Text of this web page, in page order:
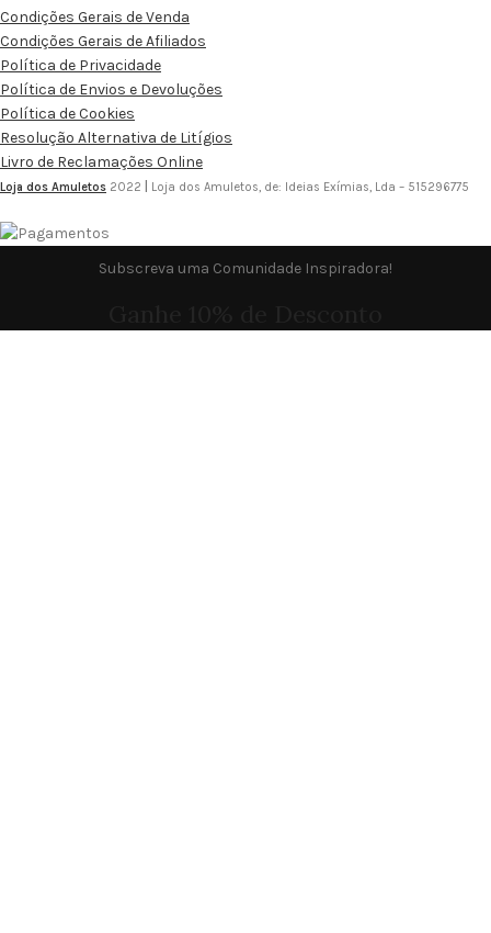
Condições Gerais de Venda
Condições Gerais de Afiliados
Política de Privacidade
Política de Envios e Devoluções
Política de Cookies
Resolução Alternativa de Litígios
Livro de Reclamações Online
Loja dos Amuletos 2022 Loja dos Amuletos, de: Ideias Exímias, Lda – 515296775
Subscreva uma Comunidade Inspiradora!